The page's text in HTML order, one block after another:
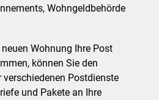
Wohngeldbehörde
Wohnung Ihre Post
können Sie den
verschiedenen Postdienste
und Pakete an Ihre